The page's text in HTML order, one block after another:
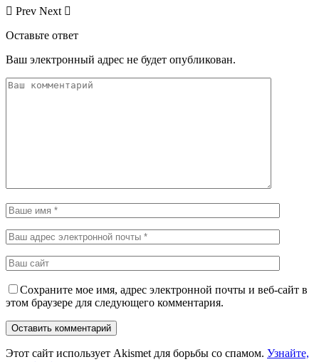
Prev Next
Оставьте ответ
Ваш электронный адрес не будет опубликован.
Сохраните мое имя, адрес электронной почты и веб-сайт в
этом браузере для следующего комментария.
Этот сайт использует Akismet для борьбы со спамом. Узнайте,